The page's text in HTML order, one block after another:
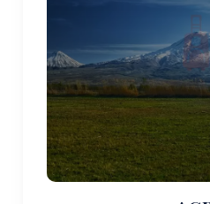
L'Anatolie orientale est
transports routiers,
grandes villes de la région
proposent des vols
facile aux voyageurs. La
desservie par un réseau
de fer, offrant des options